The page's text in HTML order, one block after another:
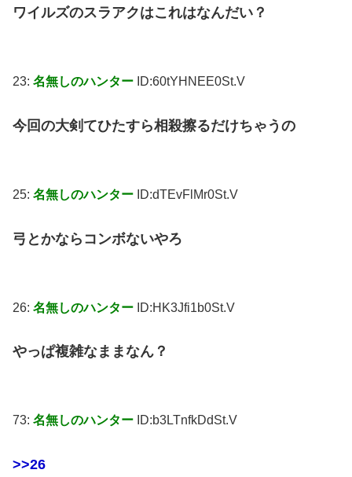
ワイルズのスラアクはこれはなんだい？
23: 名無しのハンター ID:60tYHNEE0St.V
今回の大剣てひたすら相殺擦るだけちゃうの
25: 名無しのハンター ID:dTEvFlMr0St.V
弓とかならコンボないやろ
26: 名無しのハンター ID:HK3Jfi1b0St.V
やっぱ複雑なままなん？
73: 名無しのハンター ID:b3LTnfkDdSt.V
>>26